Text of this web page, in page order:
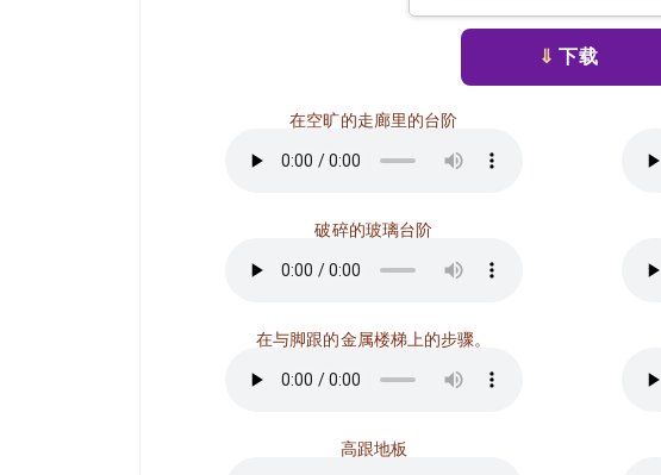
⇓ 下载
在空旷的走廊里的台阶
破碎的玻璃台阶
在与脚跟的金属楼梯上的步骤。
高跟地板